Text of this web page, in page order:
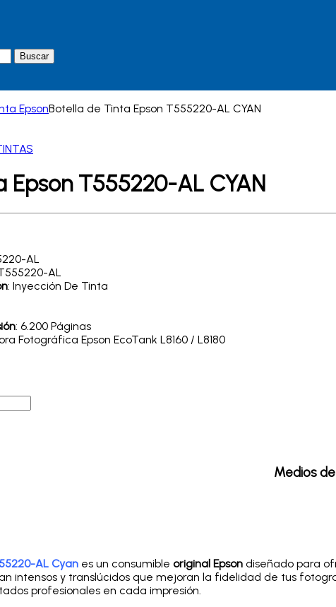
Buscar
EpsonBotella de Tinta Epson T555220-AL CYAN
Epson T555220-AL CYAN
AL
AL
: Inyección De Tinta
: 6.200 Páginas
Fotográfica Epson EcoTank L8160 / L8180
Medios
AL Cyan es un consumible original Epson diseñado para
intensos y translúcidos que mejoran la fidelidad de tus
profesionales en cada impresión.